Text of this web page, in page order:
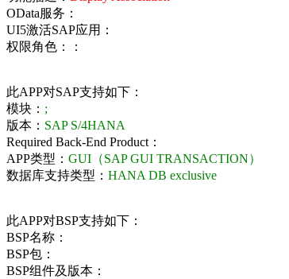
OData服务：
UI5激活SAP应用：
权限角色：：
此APP对SAP支持如下：
模块： ;
版本： SAP S/4HANA
Required Back-End Product：
APP类型： GUI（SAP GUI TRANSACTION）
数据库支持类型： HANA DB exclusive
此APP对BSP支持如下：
BSP名称：
BSP包：
BSP组件及版本：